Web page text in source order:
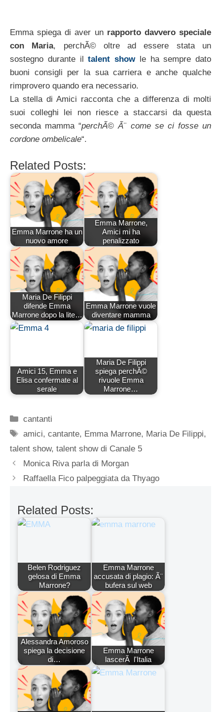
Emma spiega di aver un rapporto davvero speciale
con Maria, perchÃ© oltre ad essere stata un
sostegno durante iltalent showle ha sempre dato
buoni consigli per la sua carriera e anche qualche
rimprovero quando era necessario.
La stella di Amici racconta che a differenza di molti
suoi colleghi lei non riesce a staccarsi da questa
seconda mamma “perchÃ© Ã¨ come se ci fosse un
cordone ombelicale“.
Related Posts:
Emma Marrone ha un
nuovo amore
Emma Marrone,
Amici mi ha
penalizzato
Maria De Filippi
difende Emma
Marrone dopo la lite…
Emma Marrone vuole
diventare mamma
Amici 15, Emma e
Elisa confermate al
serale
Maria De Filippi
spiega perchÃ©
rivuole Emma
Marrone…
Categorie
cantanti
Tag
amici,cantante, Emma Marrone, Maria De Filippi,
talent show, talent show di Canale 5
Monica Riva parla di Morgan
Raffaella Fico palpeggiata da Thyago
Related Posts:
Belen Rodriguez
gelosa di Emma
Marrone?
Emma Marrone
accusata di plagio: Ã¨
bufera sul web
Alessandra Amoroso
spiega la decisione
di…
Emma Marrone
lascerÃ l'Italia